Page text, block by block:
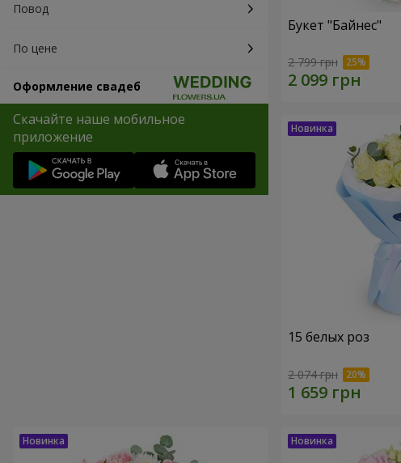
Повод
По цене
Оформление свадеб
Скачайте наше мобильное
приложение
Букет "Байнес"
2 799 грн
15 белых роз
2 074 грн